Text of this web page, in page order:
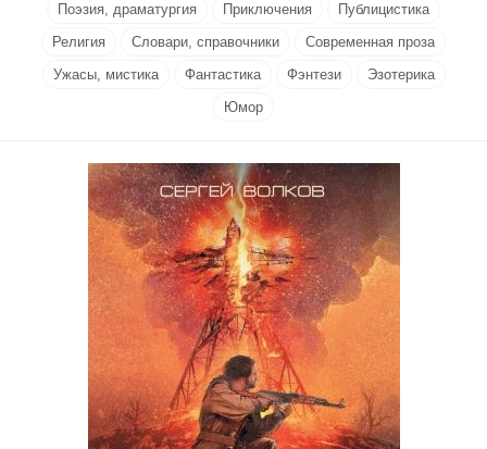
Поэзия, драматургия
Приключения
Публицистика
Религия
Словари, справочники
Современная проза
Ужасы, мистика
Фантастика Фэнтези
Эзотерика
Юмор